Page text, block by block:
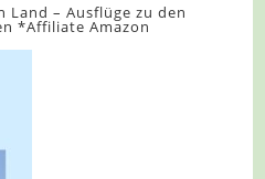
– Ausflüge zu den
*Affiliate Amazon